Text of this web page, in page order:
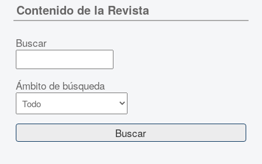
Contenido de la Revista
Buscar
Ámbito de búsqueda